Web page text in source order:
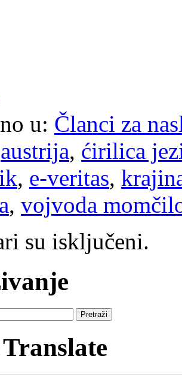
u: Članci za
austrija, ćirilica
, e-veritas,
, vojvoda
su isključeni.